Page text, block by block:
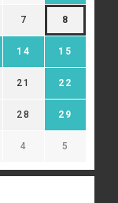
7 8
14 15
21 22
28 29
4 5